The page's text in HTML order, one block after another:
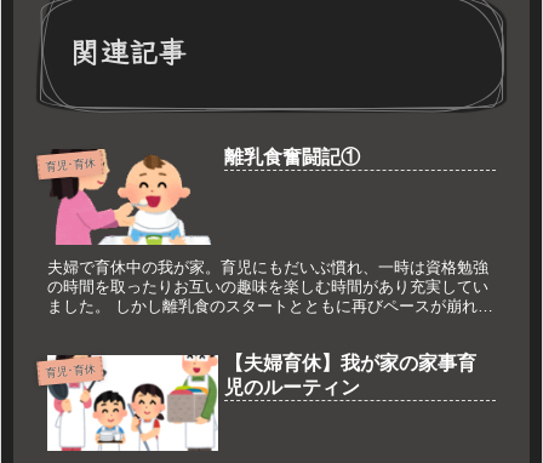
関連記事
育児･育休 離乳食奮闘記①
夫婦で育休中の我が家。育児にもだいぶ慣れ、一時は資格勉強
の時間を取ったりお互いの趣味を楽しむ時間があり充実してい
ました。 しかし離乳食のスタートとともに再びペースが崩れ始
育児･育休
【夫婦育休】我が家の家事育
児のルーティン